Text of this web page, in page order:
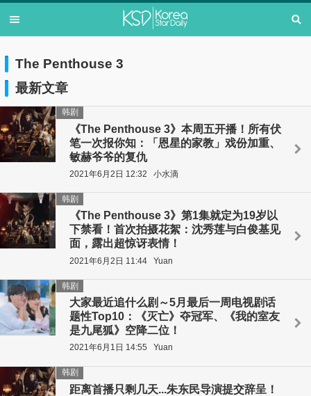
The Penthouse 3
最新文章
《The Penthouse 3》本周五开播！所有伏
笔一次报你知：「恩星的家教」戏份加重、
敏赫爷爷的复仇
韩剧
2021年6月2日 12:32 小水滴
《The Penthouse 3》第1集就定为19岁以
下禁看！首次拍摄花絮：沈秀莲与白俊基见
面，露出超惊讶表情！
韩剧
2021年6月2日 11:44 Yuan
大家最近追什么剧～5月最后一周电视剧话
题性Top10：《灭亡》夺冠军、《我的室友
是九尾狐》空降二位！
韩剧
2021年6月1日 14:55 Yuan
距离首播只剩几天...朱东民导演提交辞呈！
韩剧